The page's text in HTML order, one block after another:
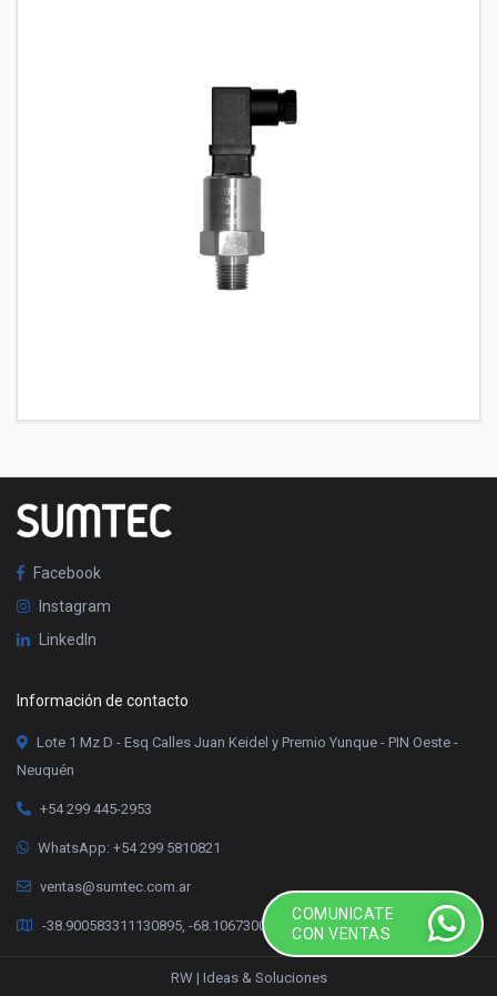
Facebook
Instagram
LinkedIn
Información de contacto
Lote 1 Mz D - Esq Calles Juan Keidel y Premio Yunque - PIN Oeste -
Neuquén
+54 299 445-2953
WhatsApp: +54 299 5810821
ventas@sumtec.com.ar
-38.900583311130895, -68.10673000336078
RW | Ideas & Soluciones
COMUNICATE
CON VENTAS